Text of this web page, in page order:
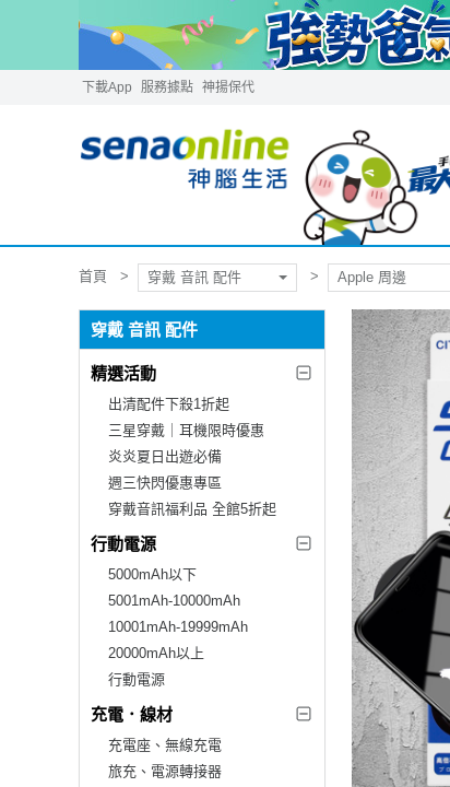
下載App 服務據點 神揚保代
首頁 穿戴 音訊 配件 Apple 周邊
穿戴 音訊 配件
精選活動
出清配件下殺1折起
三星穿戴｜耳機限時優惠
炎炎夏日出遊必備
週三快閃優惠專區
穿戴音訊福利品 全館5折起
行動電源
5000mAh以下
5001mAh-10000mAh
10001mAh-19999mAh
20000mAh以上
行動電源
充電．線材
充電座、無線充電
旅充、電源轉接器